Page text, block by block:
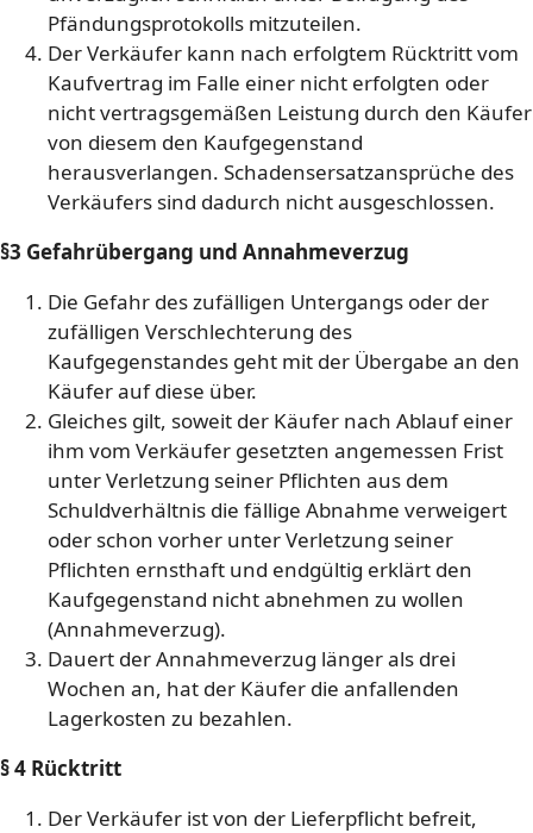
Pfändungsprotokolls mitzuteilen.
Der Verkäufer kann nach erfolgtem Rücktritt vom
Kaufvertrag im Falle einer nicht erfolgten oder
nicht vertragsgemäßen Leistung durch den Käufer
von diesem den Kaufgegenstand
herausverlangen. Schadensersatzansprüche des
Verkäufers sind dadurch nicht ausgeschlossen.
§3 Gefahrübergang und Annahmeverzug
Die Gefahr des zufälligen Untergangs oder der
zufälligen Verschlechterung des
Kaufgegenstandes geht mit der Übergabe an den
Käufer auf diese über.
Gleiches gilt, soweit der Käufer nach Ablauf einer
ihm vom Verkäufer gesetzten angemessen Frist
unter Verletzung seiner Pflichten aus dem
Schuldverhältnis die fällige Abnahme verweigert
oder schon vorher unter Verletzung seiner
Pflichten ernsthaft und endgültig erklärt den
Kaufgegenstand nicht abnehmen zu wollen
(Annahmeverzug).
Dauert der Annahmeverzug länger als drei
Wochen an, hat der Käufer die anfallenden
Lagerkosten zu bezahlen.
§ 4 Rücktritt
Der Verkäufer ist von der Lieferpflicht befreit,